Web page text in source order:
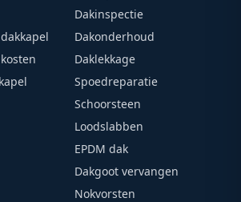
Dakinspectie
Dakonderhoud
Daklekkage
Spoedreparatie
Schoorsteen
Loodslabben
EPDM dak
Dakgoot vervangen
Nokvorsten